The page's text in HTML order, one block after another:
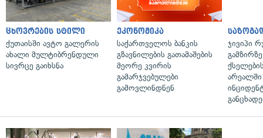
ცხოვრების სტილი
ქუთაისში ავტო გალერის
ახალი მულტიბრენდული
სივრცე გაიხსნა
ეკონომიკა
საქართველოს ბანკის
გზავნილების გათამაშების
მეორე კვირის
გამარჯვებულები
გამოვლინდნენ
ჯივიპი